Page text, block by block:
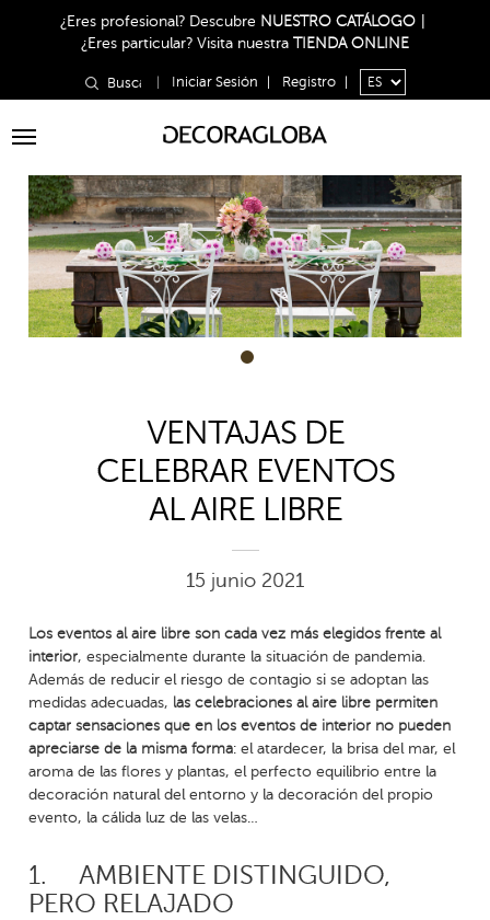
¿Eres profesional? Descubre NUESTRO CATÁLOGO
¿Eres particular? Visita nuestra TIENDA ONLINE
Iniciar Sesión Registro
Toggle
1
VENTAJAS DE
CELEBRAR EVENTOS
AL AIRE LIBRE
15 junio 2021
Los eventos al aire libre son cada vez más elegidos frente al
interior, especialmente durante la situación de pandemia.
Además de reducir el riesgo de contagio si se adoptan las
medidas adecuadas, las celebraciones al aire libre permiten
captar sensaciones que en los eventos de interior no pueden
apreciarse de la misma forma: el atardecer, la brisa del mar, el
aroma de las flores y plantas, el perfecto equilibrio entre la
decoración natural del entorno y la decoración del propio
evento, la cálida luz de las velas…
1.
AMBIENTE DISTINGUIDO,
PERO RELAJADO